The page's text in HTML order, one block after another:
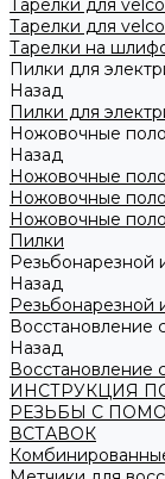
Тарелки для
Тарелки для
Тарелки на
Пилки для
Назад
Пилки для
Ножовочные
Назад
Ножовочные
Ножовочные
Ножовочные
Пилки
Резьбонарезной
Назад
Резьбонарезной
Восстановление
Назад
Восстановление
ИНСТРУКЦИЯ
РЕЗЬБЫ С
ВСТАВОК